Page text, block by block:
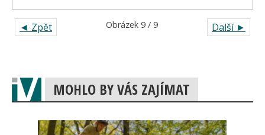
◄ Zpět Další ►
Obrázek 9 / 9
MOHLO BY VÁS ZAJÍMAT